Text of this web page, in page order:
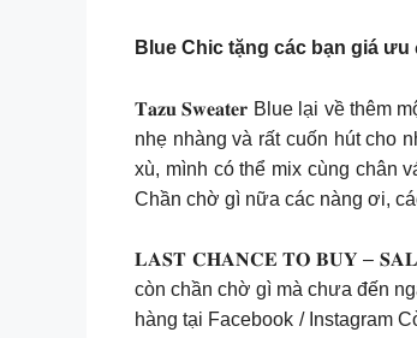
Blue Chic tặng các bạn giá
𝐓𝐚𝐳𝐮 𝐒𝐰𝐞𝐚𝐭𝐞𝐫 Blue lại về thêm
nhẹ nhàng và rất cuốn hút cho
xù, mình có thể mix cùng chân
Chần chờ gì nữa các nàng ơi,
𝐋𝐀𝐒𝐓 𝐂𝐇𝐀𝐍𝐂𝐄 𝐓𝐎 𝐁𝐔𝐘 – 𝐒𝐀𝐋𝐄
còn chần chờ gì mà chưa đến
hàng tại Facebook / Instagram